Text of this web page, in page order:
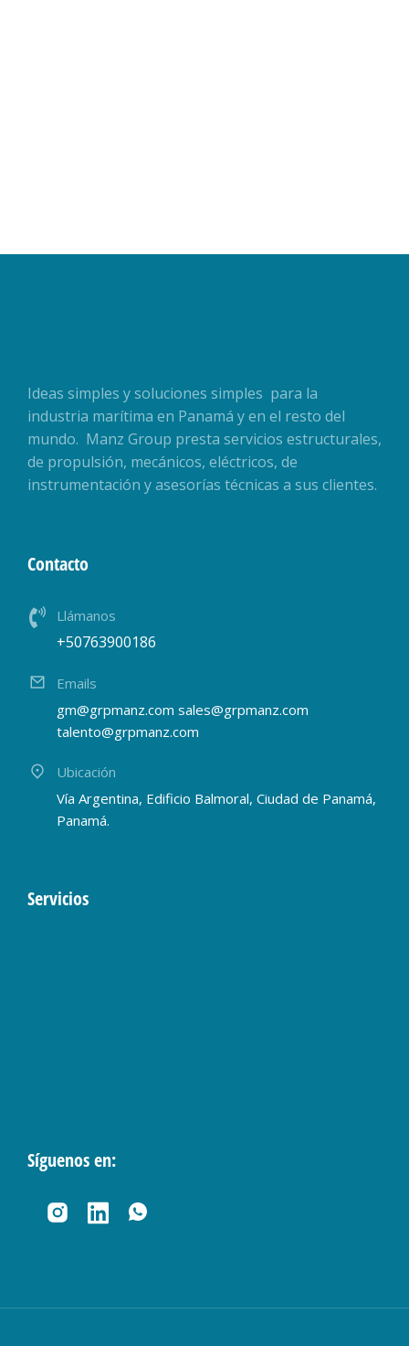
Ideas simples y soluciones simples para la
industria marítima en Panamá y en el resto del
mundo. Manz Group presta servicios estructurales,
de propulsión, mecánicos, eléctricos, de
instrumentación y asesorías técnicas a sus clientes.
Contacto
Llámanos
+50763900186
Emails
gm@grpmanz.com sales@grpmanz.com
talento@grpmanz.com
Ubicación
Vía Argentina, Edificio Balmoral, Ciudad de Panamá,
Panamá.
Servicios
Síguenos en: